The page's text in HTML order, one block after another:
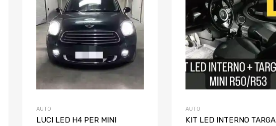
AUTO
LUCI LED H4 PER MINI
AUTO
KIT LED INTERNO